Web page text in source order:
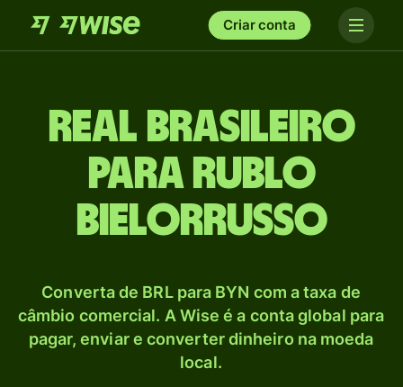
Criar conta
Real brasileiro
para Rublo
bielorrusso
Converta de BRL para BYN com a taxa de
câmbio comercial. A Wise é a conta global para
pagar, enviar e converter dinheiro na moeda
local.